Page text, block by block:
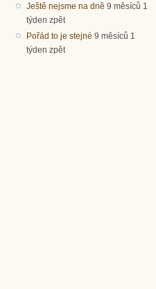
Ještě nejsme na dně 9 měsíců 1
týden zpět
Pořád to je stejné 9 měsíců 1
týden zpět